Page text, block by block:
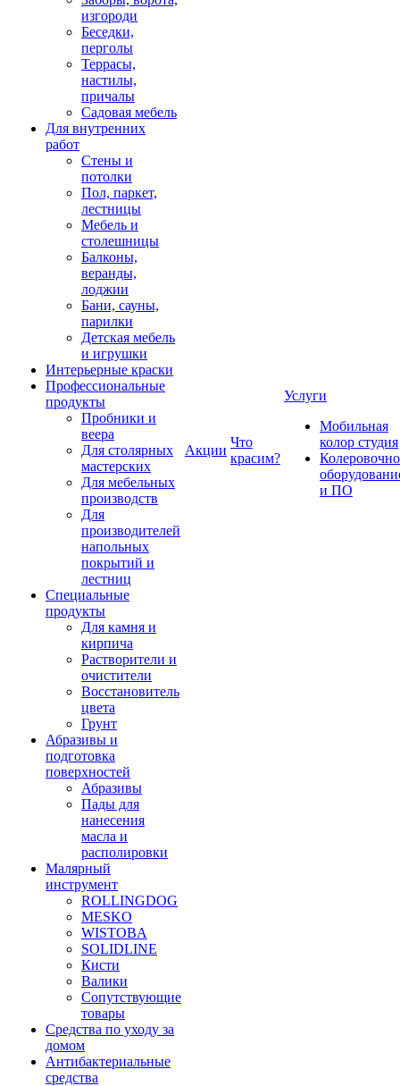
изгороди
Беседки,
перголы
Террасы,
настилы,
причалы
Садовая мебель
Для внутренних
работ
Стены и
потолки
Пол, паркет,
лестницы
Мебель и
столешницы
Балконы,
веранды,
лоджии
Бани, сауны,
парилки
Детская мебель
и игрушки
Интерьерные краски
Профессиональные
продукты
Пробники и
веера
Для столярных
мастерских
Для мебельных
производств
Для
производителей
напольных
покрытий и
лестниц
Специальные
продукты
Для камня и
кирпича
Растворители и
очистители
Восстановитель
цвета
Грунт
Абразивы и
подготовка
поверхностей
Абразивы
Пады для
нанесения
масла и
располировки
Малярный
инструмент
ROLLINGDOG
MESKO
WISTOBA
SOLIDLINE
Кисти
Валики
Сопутствующие
товары
Средства по уходу за
домом
Антибактериальные
средства
Акции
Что
красим?
Услуги
Мобильная
колор студия
и ПО